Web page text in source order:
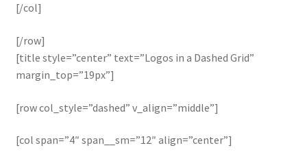
[/col]
[/row]
[title style=”center” text=”Logos in a Dashed Grid”
margin_top=”19px”]
[row col_style=”dashed” v_align=”middle”]
[col span=”4″ span__sm=”12″ align=”center”]